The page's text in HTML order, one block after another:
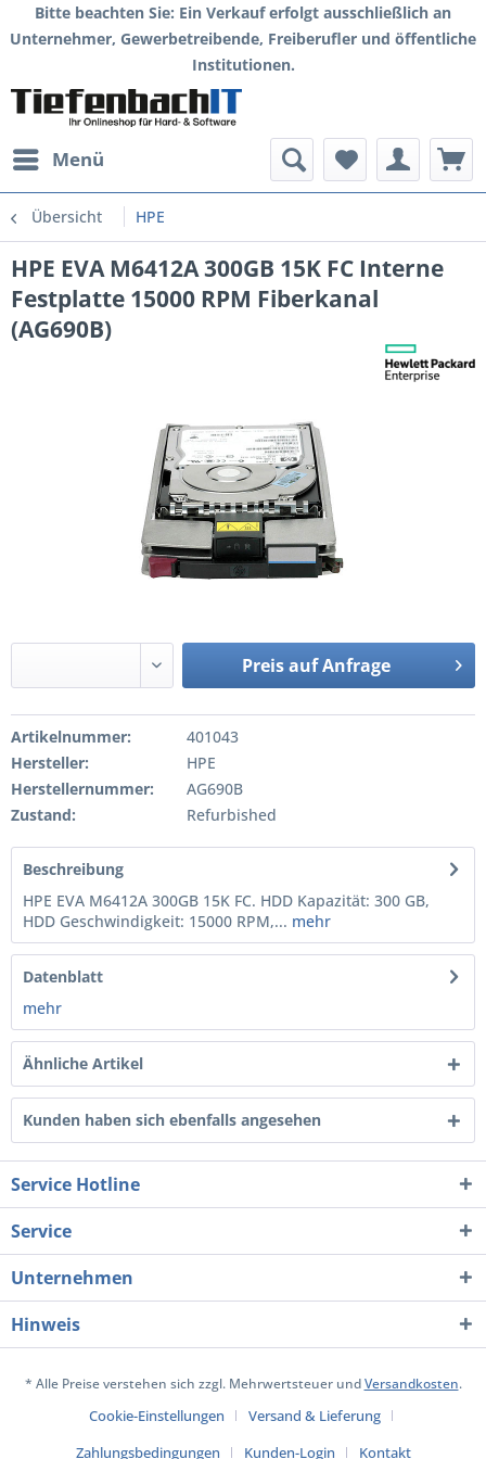
Bitte beachten Sie: Ein Verkauf erfolgt ausschließlich an
Unternehmer, Gewerbetreibende, Freiberufler und öffentliche
Institutionen.
Menü
Übersicht HPE
HPE EVA M6412A 300GB 15K FC Interne
Festplatte 15000 RPM Fiberkanal
(AG690B)
Preis auf Anfrage
Artikelnummer:
401043
Hersteller:
HPE
Herstellernummer:
AG690B
Zustand:
Refurbished
Beschreibung
HPE EVA M6412A 300GB 15K FC. HDD Kapazität: 300 GB,
HDD Geschwindigkeit: 15000 RPM,... mehr
Datenblatt
mehr
Ähnliche Artikel
Kunden haben sich ebenfalls angesehen
Service Hotline
Service
Unternehmen
Hinweis
* Alle Preise verstehen sich zzgl. Mehrwertsteuer undVersandkosten.
Cookie-Einstellungen
Versand & Lieferung
Zahlungsbedingungen
Kunden-Login Kontakt